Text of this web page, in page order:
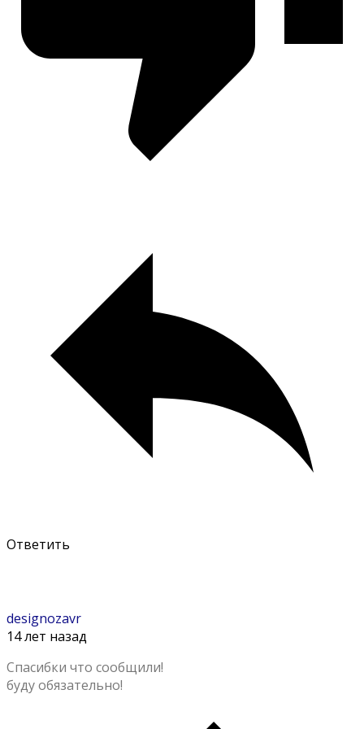
Ответить
designozavr
14 лет назад
Спасибки что сообщили!
буду обязательно!